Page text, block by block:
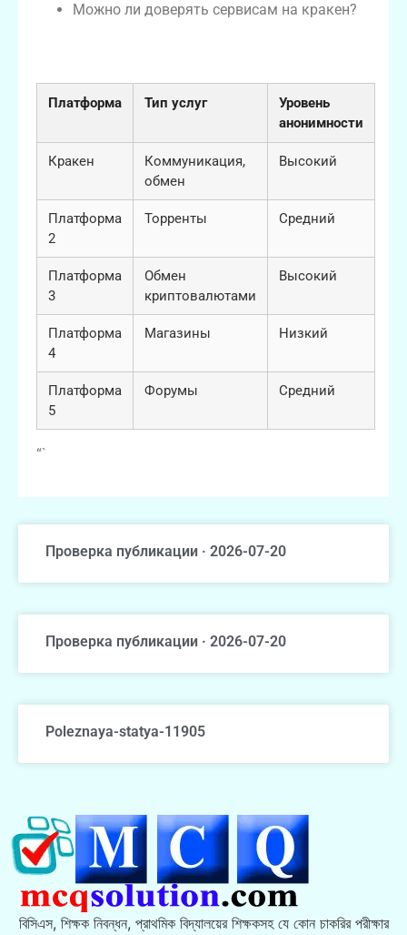
Можно ли доверять сервисам на кракен?
Платформа Тип услуг
Уровень
анонимности
Кракен
Коммуникация,
обмен
Высокий
Платформа
2
Торренты Средний
Платформа
3
Обмен
криптовалютами
Высокий
Платформа
4
Магазины Низкий
Платформа
5
Форумы Средний
“`
Проверка публикации · 2026-07-20
Проверка публикации · 2026-07-20
Poleznaya-statya-11905
বিসিএস, শিক্ষক নিবন্ধন, প্রাথমিক বিদ্যালয়ের শিক্ষকসহ যে কোন চাকরির পরীক্ষার